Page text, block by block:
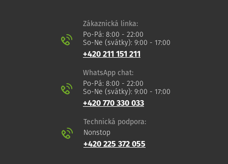
Zákaznická linka:
Po-Pá: 8:00 - 22:00
So-Ne (svátky): 9:00 - 17:00
+420 211 151 211
WhatsApp chat:
Po-Pá: 8:00 - 22:00
So-Ne (svátky): 9:00 - 17:00
+420 770 330 033
Technická podpora:
Nonstop
+420 225 372 055